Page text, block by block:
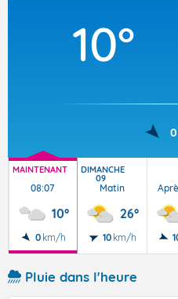
10°
0
MAINTENANT
08:07
10°
0 km/h
DIMANCHE
09
Matin
26°
10 km/h
Pluie dans l'heure